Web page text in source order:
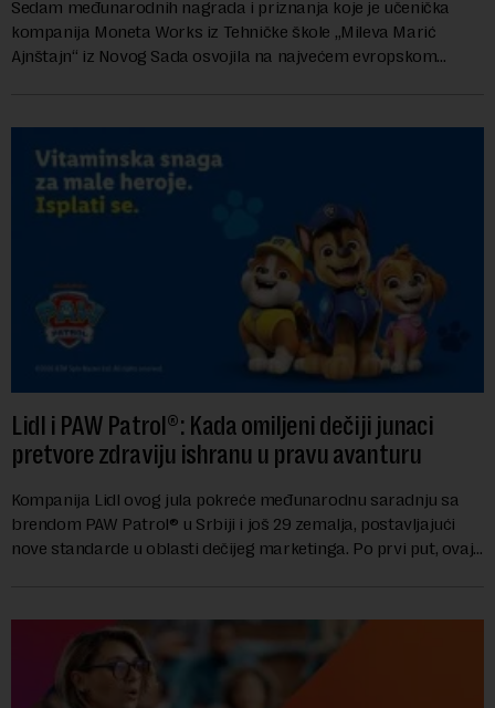
Sedam međunarodnih nagrada i priznanja koje je učenička
kompanija Moneta Works iz Tehničke škole „Mileva Marić
Ajnštajn“ iz Novog Sada osvojila na najvećem evropskom
Lidl i PAW Patrol®: Kada omiljeni dečiji junaci
pretvore zdraviju ishranu u pravu avanturu
Kompanija Lidl ovog jula pokreće međunarodnu saradnju sa
brendom PAW Patrol® u Srbiji i još 29 zemalja, postavljajući
nove standarde u oblasti dečijeg marketinga. Po prvi put, ovaj